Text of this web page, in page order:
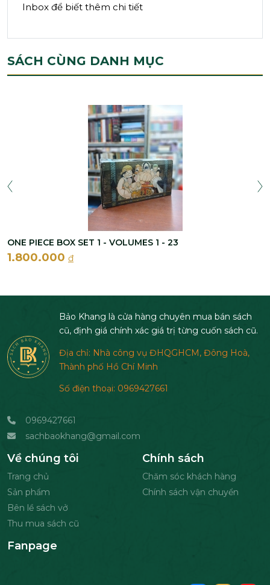
Inbox để biết thêm chi tiết
SÁCH CÙNG DANH MỤC
ONE PIECE BOX SET 1 - VOLUMES 1 - 23
1.800.000 đ
Bảo Khang là cửa hàng chuyên mua bán sách
cũ, định giá chính xác giá trị từng cuốn sách cũ.
Địa chỉ: Nhà công vụ ĐHQGHCM, Đông Hoà,
Thành phố Hồ Chí Minh
Số điện thoại: 0969427661
0969427661
sachbaokhang@gmail.com
Về chúng tôi
Trang chủ
Sản phẩm
Bên lề sách vở
Thu mua sách cũ
Chính sách
Chăm sóc khách hàng
Chính sách vận chuyển
Fanpage